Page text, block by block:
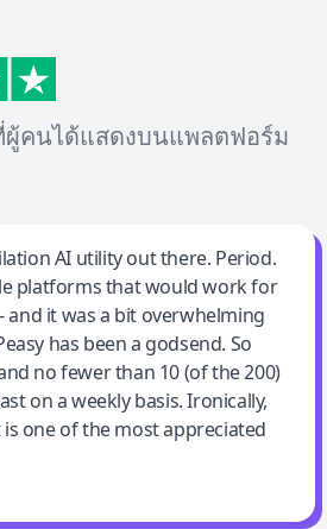
ผู้คนได้แสดงบนแพลตฟอร์ม
AI utility
AI utility out there. Period.
platforms that would work for
and it was a bit overwhelming
has been a godsend. So
no fewer than 10 (of the 200)
on a weekly basis. Ironically,
one of the most appreciated